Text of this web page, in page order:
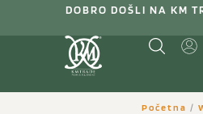
DOBRO DOŠLI NA KM
Početna /